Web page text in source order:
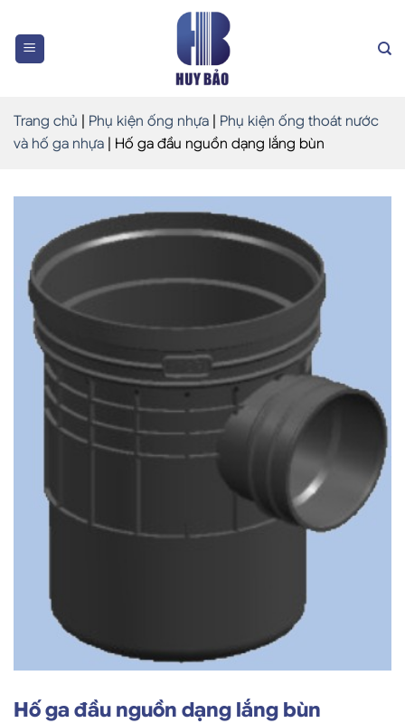
content
Trang chủ Phụ kiện ống nhựa
Phụ kiện ống thoát nước
và hố ga nhựa
Hố ga đầu nguồn dạng lắng bùn
Hố ga đầu nguồn dạng lắng bùn